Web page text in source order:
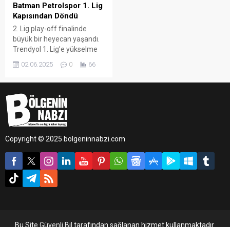
Batman Petrolspor 1. Lig
Kapısından Döndü
2. Lig play-off finalinde
büyük bir heyecan yaşandı.
Trendyol 1. Lig’e yükselme
Petrolspor, rakibi Artı Değer
lige çıkma şansını kaçırdı.
02.06.2025 0 66
Copyright © 2025 bolgeninnabzi.com
Bu Site Güvenli Bil tarafından sağlanan hizmet kullanmaktadır.